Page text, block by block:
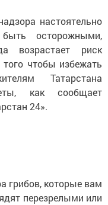
настоятельно
осторожными,
возрастает риск
чтобы избежать
Татарстана
как сообщает
24».
грибов, которые вам
перезрелыми или